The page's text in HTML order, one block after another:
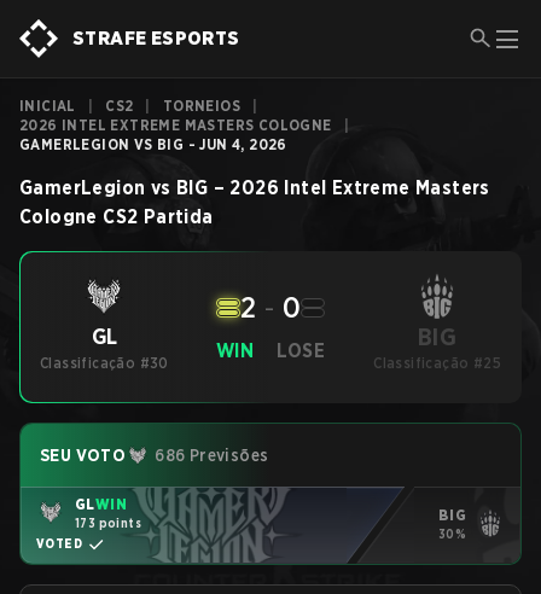
STRAFE ESPORTS
INICIAL CS2 TORNEIOS
2026 INTEL EXTREME MASTERS COLOGNE
GAMERLEGION VS BIG - JUN 4, 2026
GamerLegion vs BIG – 2026 Intel Extreme Masters
Cologne CS2 Partida
GL
Classificação #30
WIN
2 - 0
LOSE BIG
Classificação #25
SEU VOTO 686 Previsões
GLWIN
173 points
VOTED
BIG
30%